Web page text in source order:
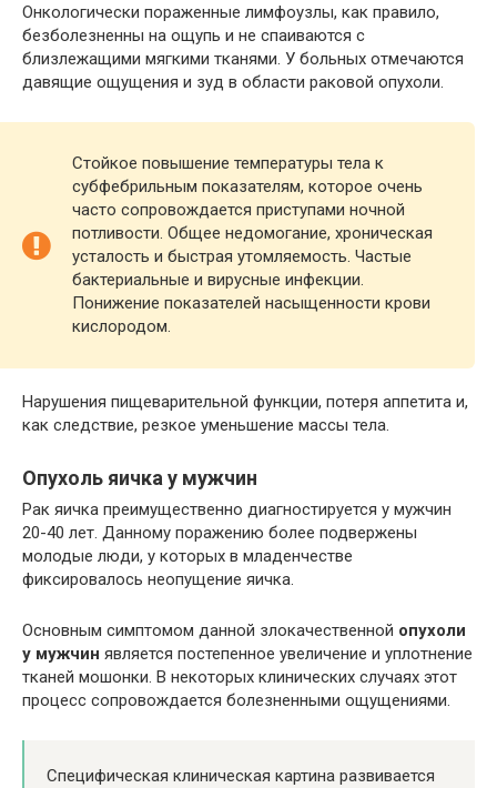
Онкологически пораженные лимфоузлы, как правило,
безболезненны на ощупь и не спаиваются с
близлежащими мягкими тканями. У больных отмечаются
давящие ощущения и зуд в области раковой опухоли.
Стойкое повышение температуры тела к
субфебрильным показателям, которое очень
часто сопровождается приступами ночной
потливости. Общее недомогание, хроническая
усталость и быстрая утомляемость. Частые
бактериальные и вирусные инфекции.
Понижение показателей насыщенности крови
кислородом.
Нарушения пищеварительной функции, потеря аппетита и,
как следствие, резкое уменьшение массы тела.
Опухоль яичка у мужчин
Рак яичка преимущественно диагностируется у мужчин
20-40 лет. Данному поражению более подвержены
молодые люди, у которых в младенчестве
фиксировалось неопущение яичка.
Основным симптомом данной злокачественной опухоли
у мужчин является постепенное увеличение и уплотнение
тканей мошонки. В некоторых клинических случаях этот
процесс сопровождается болезненными ощущениями.
Специфическая клиническая картина развивается